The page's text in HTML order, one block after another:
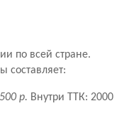
по всей стране.
составляет:
р. Внутри ТТК: 2000